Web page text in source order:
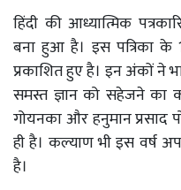
हिंदी की आध्यात्मिक
बना हुआ है। इस पत्रिका के
प्रकाशित हुए है। इन अंकों ने
समस्त ज्ञान को सहेजने का
गोयनका और हनुमान प्रसाद
ही है। कल्याण भी इस वर्ष
है।